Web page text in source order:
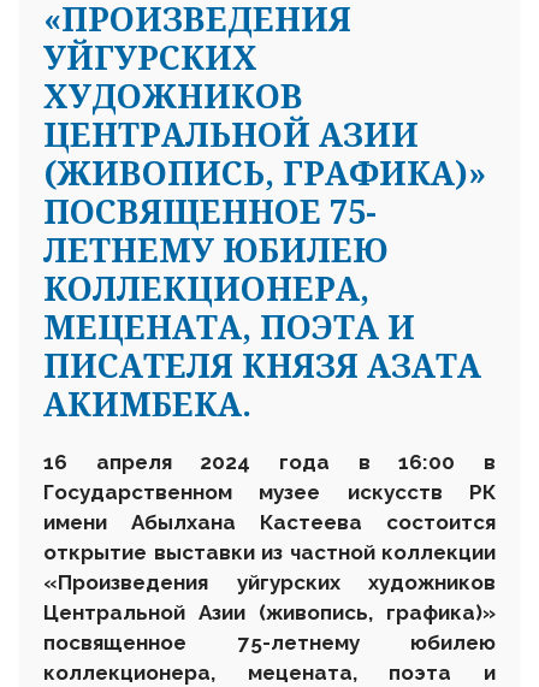
«ПРОИЗВЕДЕНИЯ
УЙГУРСКИХ
ХУДОЖНИКОВ
ЦЕНТРАЛЬНОЙ АЗИИ
(ЖИВОПИСЬ, ГРАФИКА)»
ПОСВЯЩЕННОЕ 75-
ЛЕТНЕМУ ЮБИЛЕЮ
КОЛЛЕКЦИОНЕРА,
МЕЦЕНАТА, ПОЭТА И
ПИСАТЕЛЯ КНЯЗЯ АЗАТА
АКИМБЕКА.
16 апреля 2024 года в 16:00 в
Государственном музее искусств РК
имени Абылхана Кастеева состоится
открытие выставки из частной коллекции
«Произведения уйгурских художников
Центральной Азии (живопись, графика)»
посвященное 75-летнему юбилею
коллекционера, мецената, поэта и